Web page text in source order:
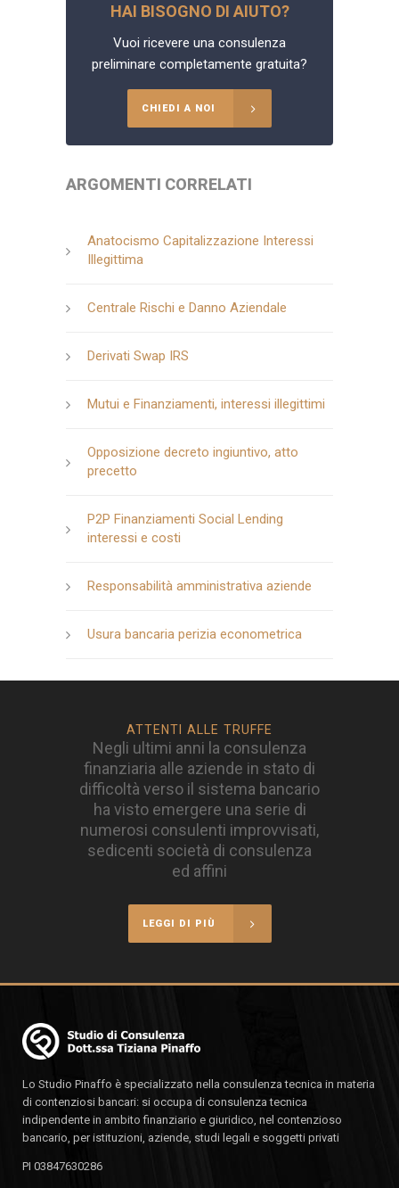
HAI BISOGNO DI AIUTO?
Vuoi ricevere una consulenza
preliminare completamente gratuita?
CHIEDI A NOI
ARGOMENTI CORRELATI
Anatocismo Capitalizzazione Interessi
Illegittima
Centrale Rischi e Danno Aziendale
Derivati Swap IRS
Mutui e Finanziamenti, interessi illegittimi
Opposizione decreto ingiuntivo, atto
precetto
P2P Finanziamenti Social Lending
interessi e costi
Responsabilità amministrativa aziende
Usura bancaria perizia econometrica
ATTENTI ALLE TRUFFE
Negli ultimi anni la consulenza
finanziaria alle aziende in stato di
difficoltà verso il sistema bancario
ha visto emergere una serie di
numerosi consulenti improvvisati,
sedicenti società di consulenza
ed affini
LEGGI DI PIÙ
Lo Studio Pinaffo è specializzato nella consulenza tecnica in materia
di contenziosi bancari: si occupa di consulenza tecnica
indipendente in ambito finanziario e giuridico, nel contenzioso
bancario, per istituzioni, aziende, studi legali e soggetti privati
PI 03847630286